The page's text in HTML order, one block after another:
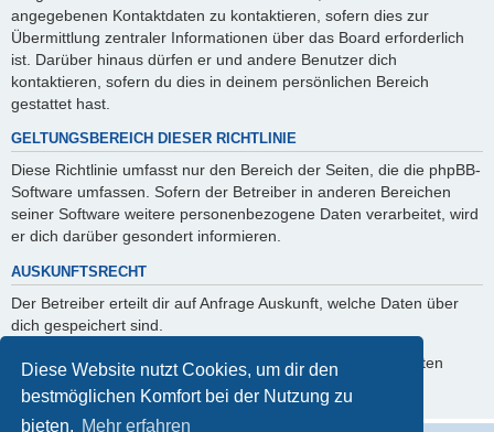
Diese Website nutzt Cookies, um dir den
bestmöglichen Komfort bei der Nutzung zu
bieten. Mehr erfahren
angegebenen Kontaktdaten zu kontaktieren, sofern dies zur
Übermittlung zentraler Informationen über das Board erforderlich
ist. Darüber hinaus dürfen er und andere Benutzer dich
kontaktieren, sofern du dies in deinem persönlichen Bereich
gestattet hast.
GELTUNGSBEREICH DIESER RICHTLINIE
Diese Richtlinie umfasst nur den Bereich der Seiten, die die phpBB-
Software umfassen. Sofern der Betreiber in anderen Bereichen
seiner Software weitere personenbezogene Daten verarbeitet, wird
er dich darüber gesondert informieren.
AUSKUNFTSRECHT
Der Betreiber erteilt dir auf Anfrage Auskunft, welche Daten über
dich gespeichert sind.
Du kannst jederzeit die Löschung bzw. Sperrung deiner Daten
verlangen. Kontaktiere hierzu bitte den Betreiber.